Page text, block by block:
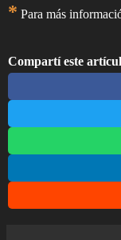
* Para más
Compartí este